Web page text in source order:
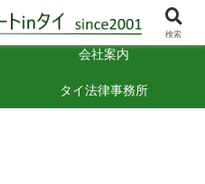
お困りごと相談
会社案内
タイ法律事務所
検索